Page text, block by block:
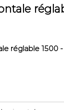
réglable 1500